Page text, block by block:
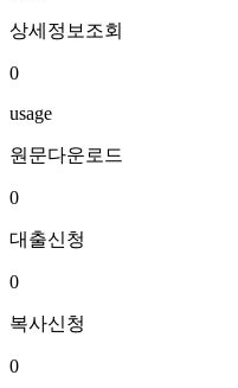
상세정보조회
0
usage
원문다운로드
0
대출신청
0
복사신청
0